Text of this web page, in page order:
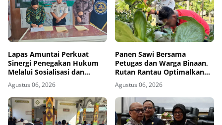
Lapas Amuntai Perkuat
Sinergi Penegakan Hukum
Melalui Sosialisasi dan
Penandatanganan MoU
Sidang Pembacaan Putusan
Banding
Agustus 06, 2026
Panen Sawi Bersama
Petugas dan Warga Binaan,
Rutan Rantau Optimalkan
Lahan SAE untuk Pembinaan
Kemandirian
Agustus 06, 2026